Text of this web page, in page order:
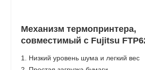
Механизм термопринтера,
совместимый с Fujitsu
1. Низкий уровень шума и легкий вес